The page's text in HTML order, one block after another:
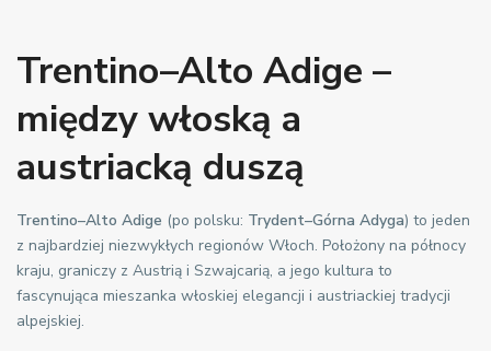
Trentino–Alto Adige –
między włoską a
austriacką duszą
Trentino–Alto Adige (po polsku: Trydent–Górna Adyga) to jeden
z najbardziej niezwykłych regionów Włoch. Położony na północy
kraju, graniczy z Austrią i Szwajcarią, a jego kultura to
fascynująca mieszanka włoskiej elegancji i austriackiej tradycji
alpejskiej.